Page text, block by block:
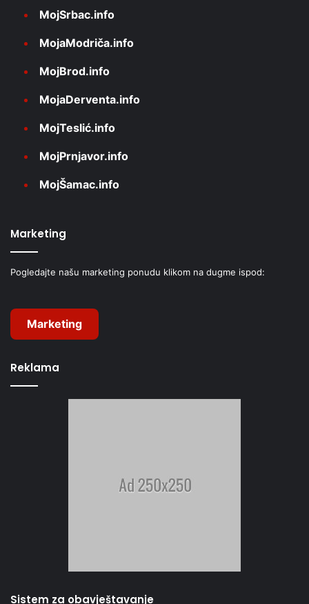
MojSrbac.info
MojaModriča.info
MojBrod.info
MojaDerventa.info
MojTeslić.info
MojPrnjavor.info
MojŠamac.info
Marketing
Pogledajte našu marketing ponudu klikom na dugme ispod:
Marketing
Reklama
Sistem za obavještavanje